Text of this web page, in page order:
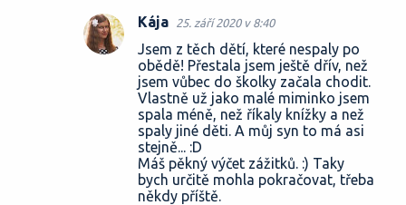
Kája 25. září 2020 v 8:40
Jsem z těch dětí, které nespaly po
obědě! Přestala jsem ještě dřív, než
jsem vůbec do školky začala chodit.
Vlastně už jako malé miminko jsem
spala méně, než říkaly knížky a než
spaly jiné děti. A můj syn to má asi
stejně... :D
Máš pěkný výčet zážitků. :) Taky
bych určitě mohla pokračovat, třeba
někdy příště.